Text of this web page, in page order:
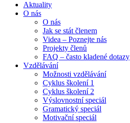
Aktuality
O nás
O nás
Jak se stát členem
Videa – Poznejte nás
Projekty členů
FAQ – často kladené dotazy
Vzdělávání
Možnosti vzdělávání
Cyklus školení 1
Cyklus školení 2
Výslovnostní speciál
Gramatický speciál
Motivační speciál